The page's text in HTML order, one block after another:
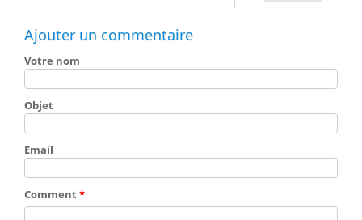
Ajouter un commentaire
Votre nom
Objet
Email
Comment*